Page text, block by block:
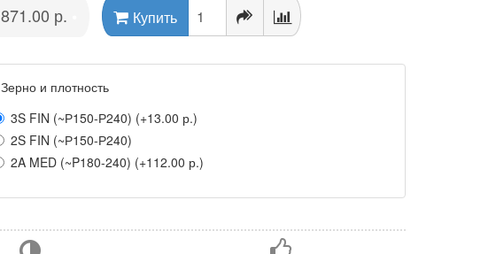
871.00 р. Купить
Зерно и плотность
3S FIN (~Р150-Р240) (+13.00 р.)
2S FIN (~Р150-Р240)
2A MED (~P180-240) (+112.00 р.)